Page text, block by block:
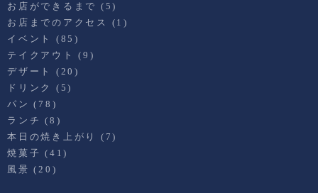
お店ができるまで (5)
お店までのアクセス
(1)
イベント
(85)
テイクアウト
(9)
デザート
(20)
ドリンク
(5)
パン (78)
ランチ (8)
本日の焼き上がり
(7)
焼菓子 (41)
風景 (20)